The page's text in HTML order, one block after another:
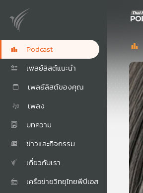
Podcast
เพลย์ลิสต์แนะนำ
เพลย์ลิสต์ของคุณ
เพลง
บทความ
ข่าวและกิจกรรม
เกี่ยวกับเรา
เครือข่ายวิทยุไทยพีบีเอส